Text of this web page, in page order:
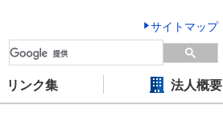
サイトマップ
リンク集 法人概要